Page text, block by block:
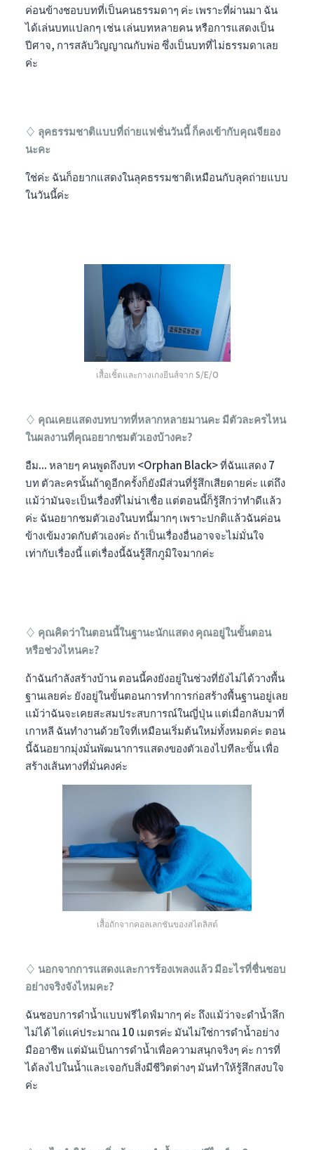
ค่อนข้างชอบบทที่เป็นคนธรรมดาๆ ค่ะ เพราะที่ผ่านมา ฉัน
ได้เล่นบทแปลกๆ เช่น เล่นบทหลายคน หรือการแสดงเป็น
ปีศาจ, การสลับวิญญาณกับพ่อ ซึ่งเป็นบทที่ไม่ธรรมดาเลย
ค่ะ
♢ ลุคธรรมชาติแบบที่ถ่ายแฟชั่นวันนี้ ก็คงเข้ากับคุณจียอง
นะคะ
ใช่ค่ะ ฉันก็อยากแสดงในลุคธรรมชาติเหมือนกับลุคถ่ายแบบ
ในวันนี้ค่ะ
เสื้อเชิ้ตและกางเกงยีนส์จาก S/E/O
♢ คุณเคยแสดงบทบาทที่หลากหลายมานคะ มีตัวละครไหน
ในผลงานที่คุณอยากชมตัวเองบ้างคะ?
อืม... หลายๆ คนพูดถึงบท <Orphan Black> ที่ฉันแสดง 7
บท ตัวละครนั้นถ้าดูอีกครั้งก็ยังมีส่วนที่รู้สึกเสียดายค่ะ แต่ถึง
แม้ว่ามันจะเป็นเรื่องที่ไม่น่าเชื่อ แต่ตอนนี้ก็รู้สึกว่าทำดีแล้ว
ค่ะ ฉันอยากชมตัวเองในบทนี้มากๆ เพราะปกติแล้วฉันค่อน
ข้างเข้มงวดกับตัวเองค่ะ ถ้าเป็นเรื่องอื่นอาจจะไม่มั่นใจ
เท่ากับเรื่องนี้ แต่เรื่องนี้ฉันรู้สึกภูมิใจมากค่ะ
♢ คุณคิดว่าในตอนนี้ในฐานะนักแสดง คุณอยู่ในขั้นตอน
หรือช่วงไหนคะ?
ถ้าฉันกำลังสร้างบ้าน ตอนนี้คงยังอยู่ในช่วงที่ยังไม่ได้วางพื้น
ฐานเลยค่ะ ยังอยู่ในขั้นตอนการทำการก่อสร้างพื้นฐานอยู่เลย
แม้ว่าฉันจะเคยสะสมประสบการณ์ในญี่ปุ่น แต่เมื่อกลับมาที่
เกาหลี ฉันทำงานด้วยใจที่เหมือนเริ่มต้นใหม่ทั้งหมดค่ะ ตอน
นี้ฉันอยากมุ่งมั่นพัฒนาการแสดงของตัวเองไปทีละขั้น เพื่อ
สร้างเส้นทางที่มั่นคงค่ะ
เสื้อถักจากคอลเลกชันของสไตลิสต์
♢ นอกจากการแสดงและการร้องเพลงแล้ว มีอะไรที่ชื่นชอบ
อย่างจริงจังไหมคะ?
ฉันชอบการดำน้ำแบบฟรีไดฟ์มากๆ ค่ะ ถึงแม้ว่าจะดำน้ำลึก
ไม่ได้ ได่เเค่ประมาณ 10 เมตรค่ะ มันไม่ใช่การดำน้ำอย่าง
มืออาชีพ แต่มันเป็นการดำน้ำเพื่อความสนุกจริงๆ ค่ะ การที่
ได้ลงไปในน้ำและเจอกับสิ่งมีชีวิตต่างๆ มันทำให้รู้สึกสงบใจ
ค่ะ